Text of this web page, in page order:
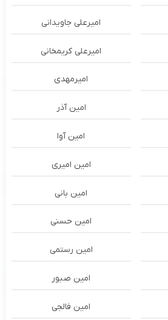
امیرعلی جاویدانی
امیرعلی کریمخانی
امیرمهدی
امین آذر
امین آوا
امین امیری
امین بانی
امین حسنی
امین رستمی
امین صبور
امین فالجی